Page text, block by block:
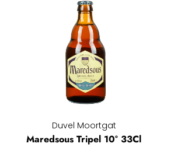
Duvel Moortgat
Maredsous Tripel 10° 33Cl